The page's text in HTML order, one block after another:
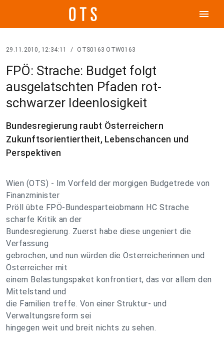
menu
29.11.2010, 12:34:11 / OTS0163 OTW0163
FPÖ: Strache: Budget folgt
ausgelatschten Pfaden rot-
schwarzer Ideenlosigkeit
Bundesregierung raubt Österreichern
Zukunftsorientiertheit, Lebenschancen und
Perspektiven
Wien (OTS) - Im Vorfeld der morgigen Budgetrede von
Finanzminister
Pröll übte FPÖ-Bundesparteiobmann HC Strache
scharfe Kritik an der
Bundesregierung. Zuerst habe diese ungeniert die
Verfassung
gebrochen, und nun würden die Österreicherinnen und
Österreicher mit
einem Belastungspaket konfrontiert, das vor allem den
Mittelstand und
die Familien treffe. Von einer Struktur- und
Verwaltungsreform sei
hingegen weit und breit nichts zu sehen.